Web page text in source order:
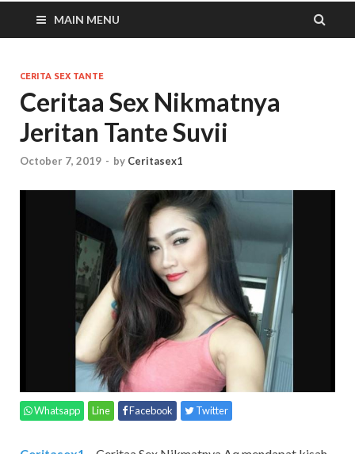
MAIN MENU
CERITA SEX TANTE
Ceritaa Sex Nikmatnya
Jeritan Tante Suvii
October 7, 2019 - by Ceritasex1
Whatsapp Line Facebook Twitter